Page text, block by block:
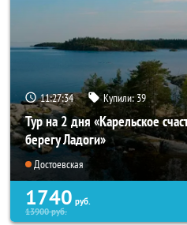
11:27:33 Купили:39
Тур на 2 дня «Карельское
берегу Ладоги»
Достоевская
1740 руб.
13900руб.